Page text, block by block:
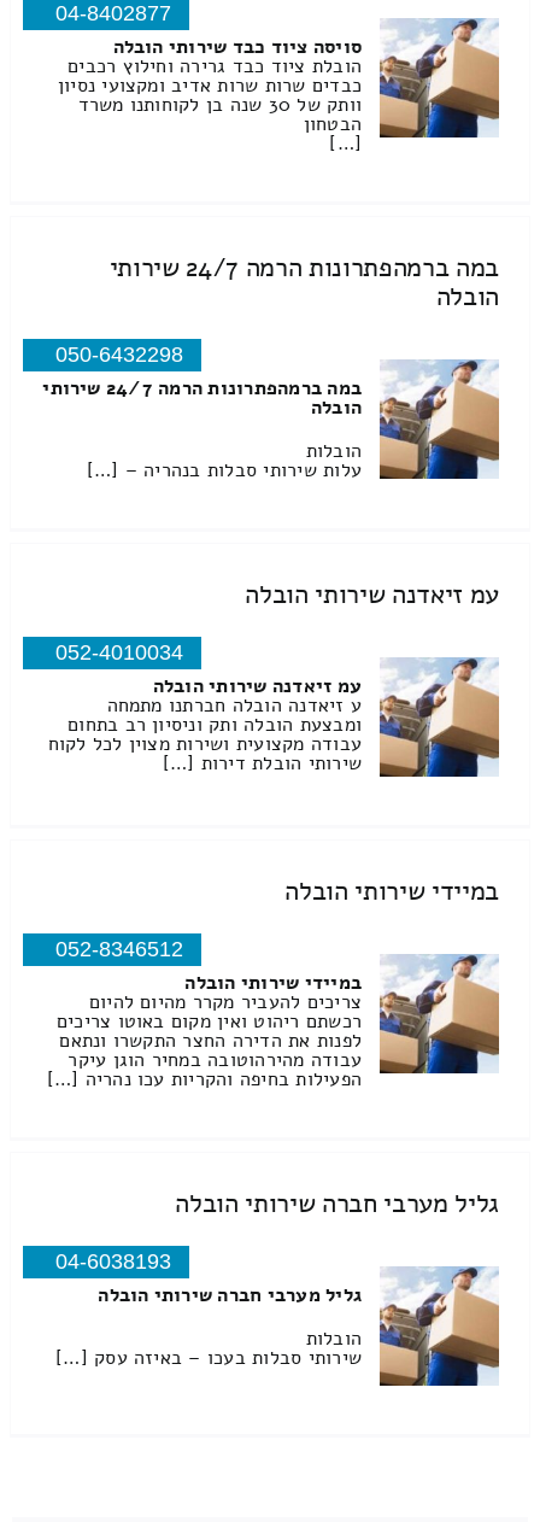
04-8402877
סויסה ציוד כבד שירותי הובלה
הובלת ציוד כבד גרירה וחילוץ רכבים
כבדים שרות שרות אדיב ומקצועי נסיון
וותק של 30 שנה בן לקוחותנו משרד
הבטחון
[…]
במה ברמהפתרונות הרמה 24/7 שירותי
הובלה
050-6432298
במה ברמהפתרונות הרמה 24/7 שירותי
הובלה
הובלות
עלות שירותי סבלות בנהריה – […]
עמ זיאדנה שירותי הובלה
052-4010034
עמ זיאדנה שירותי הובלה
ע זיאדנה הובלה חברתנו מתמחה
ומבצעת הובלה ותק וניסיון רב בתחום
עבודה מקצועית ושירות מצוין לכל לקוח
שירותי הובלת דירות […]
במיידי שירותי הובלה
052-8346512
במיידי שירותי הובלה
צריכים להעביר מקרר מהיום להיום
רכשתם ריהוט ואין מקום באוטו צריכים
לפנות את הדירה החצר התקשרו ונתאם
עבודה מהירהוטובה במחיר הוגן עיקר
הפעילות בחיפה והקריות עכו נהריה […]
גליל מערבי חברה שירותי הובלה
04-6038193
גליל מערבי חברה שירותי הובלה
הובלות
שירותי סבלות בעכו – באיזה עסק […]